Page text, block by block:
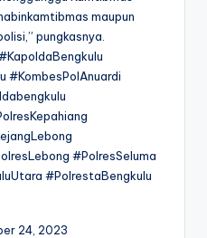
maupun
pungkasnya.
#KombesPolAnuardi
#PolresSeluma
#PolrestaBengkulu
24, 2023